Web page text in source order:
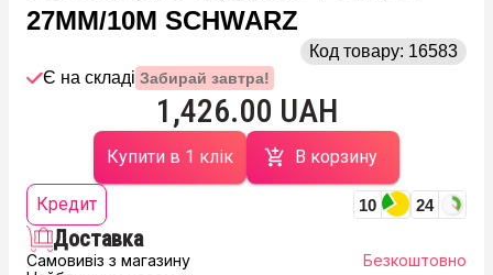
27MM/10M SCHWARZ
Код товару: 16583
Є на складі Забирай завтра!
1,426.00 UAH
Купити в 1 клік В корзину
Кредит 10 24
Доставка
Самовивіз з магазину
Безкоштовно